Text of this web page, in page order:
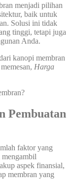
menjadi pilihan
baik untuk
Solusi ini tidak
tinggi, tetapi juga
Anda.
kanopi membran
Harga
Pembuatan
faktor yang
mengambil
aspek finansial,
membran yang